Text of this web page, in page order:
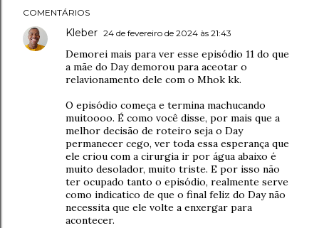
COMENTÁRIOS
Kleber 24 de fevereiro de 2024 às 21:43
Demorei mais para ver esse episódio 11 do que
a mãe do Day demorou para aceotar o
relavionamento dele com o Mhok kk.
O episódio começa e termina machucando
muitoooo. É como você disse, por mais que a
melhor decisão de roteiro seja o Day
permanecer cego, ver toda essa esperança que
ele criou com a cirurgia ir por água abaixo é
muito desolador, muito triste. E por isso não
ter ocupado tanto o episódio, realmente serve
como indicatico de que o final feliz do Day não
necessita que ele volte a enxergar para
acontecer.